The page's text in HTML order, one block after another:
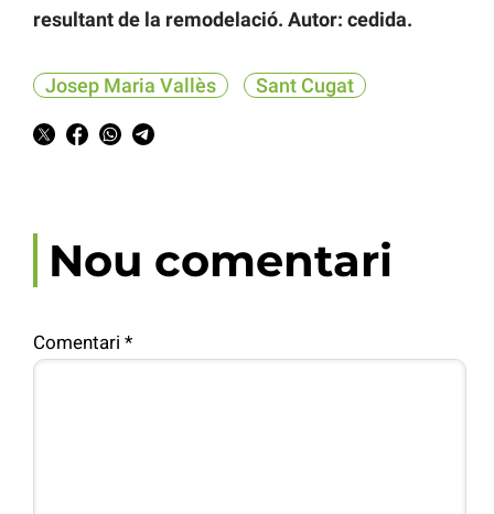
resultant de la remodelació. Autor: cedida.
Josep Maria Vallès Sant Cugat
Nou comentari
Comentari *